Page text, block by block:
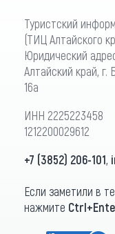
Туристский
(ТИЦ Алтайского
Юридический
Алтайский край, г.
16а
ИНН
1212200029612
+7 (3852) 206-101,
Если заметили в
нажмите